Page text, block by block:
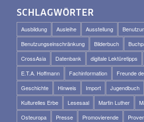
SCHLAGWÖRTER
Ausbildung Ausleihe Ausstellung
Benutzungseinschränkung
Bilderbuch
CrossAsia
Datenbank digitale Lektüretipps
E.T.A. Hoffmann
Fachinformation
Freunde
Geschichte
Hinweis Import Jugendbuch
Kulturelles Erbe
Lesesaal Martin Luther
Osteuropa
Presse Promovierende